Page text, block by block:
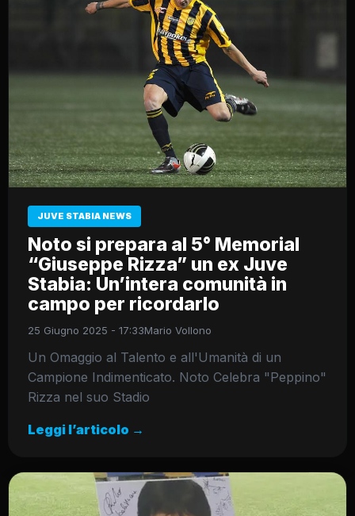
JUVE STABIA NEWS
Noto si prepara al 5° Memorial
“Giuseppe Rizza” un ex Juve
Stabia: Un’intera comunità in
campo per ricordarlo
25 Giugno 2025 - 17:33Mario Vollono
Un Omaggio al Talento e all'Umanità di un
Campione Indimenticato. Noto Celebra "Peppino"
Rizza nel suo Stadio
Leggi l’articolo →